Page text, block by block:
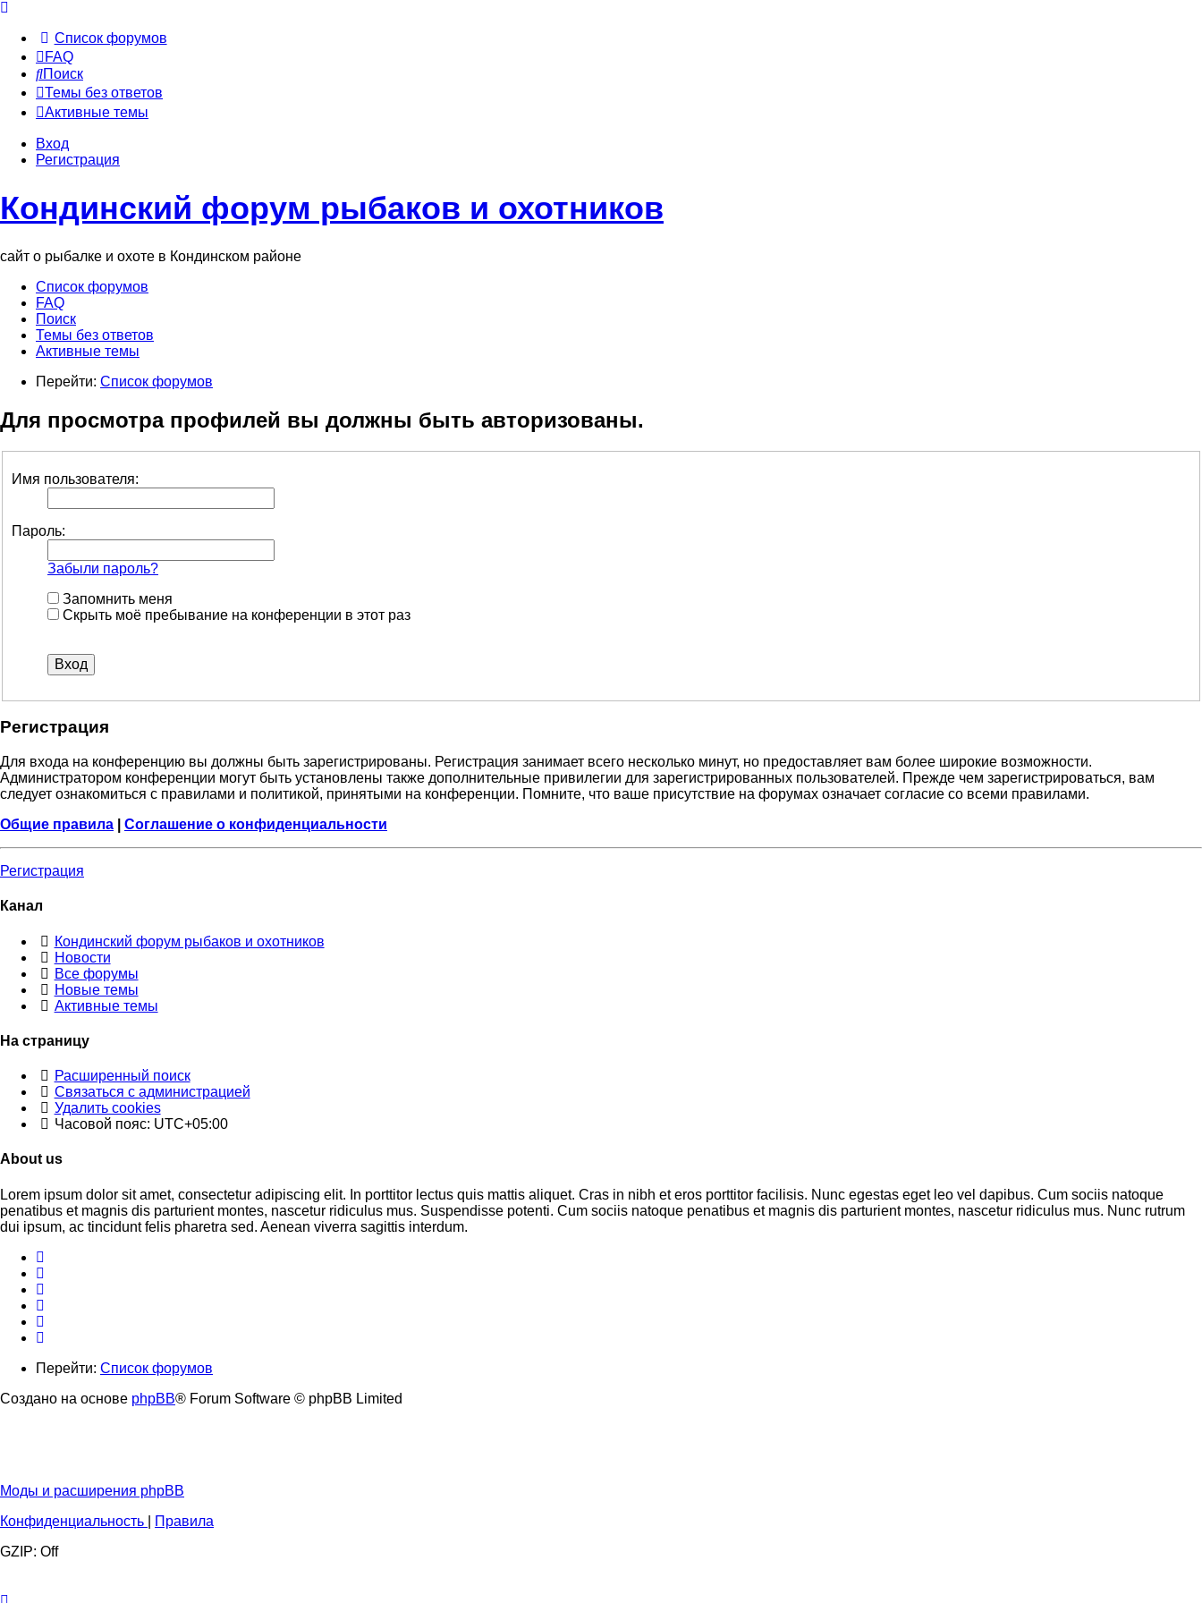
Список форумов
FAQ
Поиск
Темы без ответов
Активные темы
Вход
Регистрация
Кондинский форум рыбаков и охотников
сайт о рыбалке и охоте в Кондинском районе
Список форумов
FAQ
Поиск
Темы без ответов
Активные темы
Перейти: Список форумов
Для просмотра профилей вы должны быть авторизованы.
Имя пользователя:
Пароль:
Забыли пароль?
Запомнить меня
Скрыть моё пребывание на конференции в этот раз
Регистрация
Для входа на конференцию вы должны быть зарегистрированы. Регистрация занимает всего несколько минут, но предоставляет вам более широкие возможности.
Администратором конференции могут быть установлены также дополнительные привилегии для зарегистрированных пользователей. Прежде чем зарегистрироваться, вам
следует ознакомиться с правилами и политикой, принятыми на конференции. Помните, что ваше присутствие на форумах означает согласие со всеми правилами.
Общие правила
Соглашение о конфиденциальности
Регистрация
Канал
Кондинский форум рыбаков и охотников
Новости
Все форумы
Новые темы
Активные темы
На страницу
Расширенный поиск
Связаться с администрацией
Удалить cookies
Часовой пояс: UTC+05:00
About us
Lorem ipsum dolor sit amet, consectetur adipiscing elit. In porttitor lectus quis mattis aliquet. Cras in nibh et eros porttitor facilisis. Nunc egestas eget leo vel dapibus. Cum sociis natoque
penatibus et magnis dis parturient montes, nascetur ridiculus mus. Suspendisse potenti. Cum sociis natoque penatibus et magnis dis parturient montes, nascetur ridiculus mus. Nunc rutrum
dui ipsum, ac tincidunt felis pharetra sed. Aenean viverra sagittis interdum.
Перейти: Список форумов
Создано на основе phpBB® Forum Software © phpBB Limited
Моды и расширения phpBB
Конфиденциальность
Правила
GZIP: Off